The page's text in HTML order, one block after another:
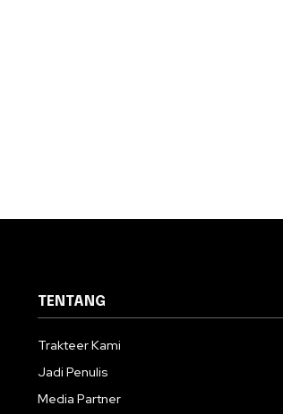
TENTANG
Trakteer Kami
Jadi Penulis
Media Partner